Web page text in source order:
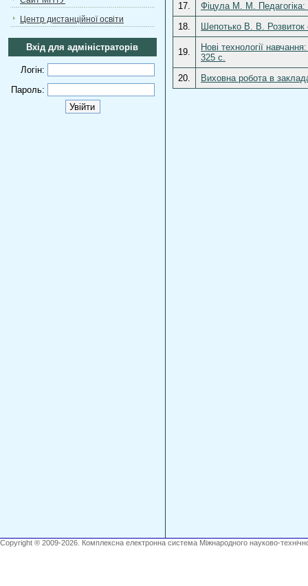
Центр дистанційної освіти
Вхід для адміністраторів
Логін:
Пароль:
17.
Фіцула М. М.
18.
Шепотько В. В. Розвиток
19.
Нові технології
325 с.
20.
Виховна робота в
Copyright ® 2009-2026. Комплексна електронна система Міжнародного науково-